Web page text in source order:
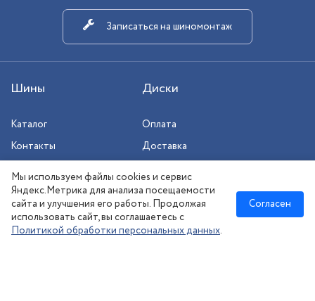
Шины Диски
Каталог
Контакты
Оплата
Доставка
Сезонное хранение
Записаться на шиномонтаж
Новосибирск:
Мы используем файлы cookies и сервис
Яндекс.Метрика для анализа посещаемости
сайта и улучшения его работы. Продолжая
использовать сайт, вы соглашаетесь с
Политикой обработки персональных данных.
Согласен